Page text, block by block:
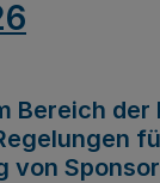
Bereich der
von